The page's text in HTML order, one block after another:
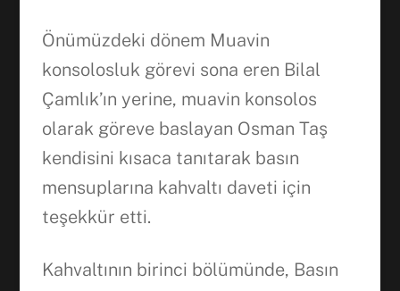
Önümüzdeki dönem Muavin
konsolosluk görevi sona eren Bilal
Çamlık’ın yerine, muavin konsolos
olarak göreve baslayan Osman Taş
kendisini kısaca tanıtarak basın
mensuplarına kahvaltı daveti için
teşekkür etti.
Kahvaltının birinci bölümünde, Basın